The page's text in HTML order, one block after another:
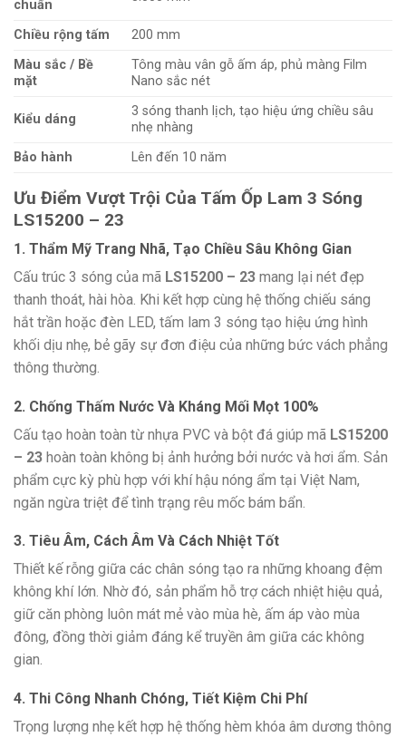
chuẩn
Chiều rộng tấm
200 mm
Màu sắc / Bề
mặt
Tông màu vân gỗ ấm áp, phủ màng Film
Nano sắc nét
Kiểu dáng
3 sóng thanh lịch, tạo hiệu ứng chiều sâu
nhẹ nhàng
Bảo hành
Lên đến 10 năm
Ưu Điểm Vượt Trội Của Tấm Ốp Lam 3 Sóng
LS15200 – 23
1. Thẩm Mỹ Trang Nhã, Tạo Chiều Sâu Không Gian
Cấu trúc 3 sóng của mã LS15200 – 23 mang lại nét đẹp
thanh thoát, hài hòa. Khi kết hợp cùng hệ thống chiếu sáng
hắt trần hoặc đèn LED, tấm lam 3 sóng tạo hiệu ứng hình
khối dịu nhẹ, bẻ gãy sự đơn điệu của những bức vách phẳng
thông thường.
2. Chống Thấm Nước Và Kháng Mối Mọt 100%
Cấu tạo hoàn toàn từ nhựa PVC và bột đá giúp mã LS15200
– 23 hoàn toàn không bị ảnh hưởng bởi nước và hơi ẩm. Sản
phẩm cực kỳ phù hợp với khí hậu nóng ẩm tại Việt Nam,
ngăn ngừa triệt để tình trạng rêu mốc bám bẩn.
3. Tiêu Âm, Cách Âm Và Cách Nhiệt Tốt
Thiết kế rỗng giữa các chân sóng tạo ra những khoang đệm
không khí lớn. Nhờ đó, sản phẩm hỗ trợ cách nhiệt hiệu quả,
giữ căn phòng luôn mát mẻ vào mùa hè, ấm áp vào mùa
đông, đồng thời giảm đáng kể truyền âm giữa các không
gian.
4. Thi Công Nhanh Chóng, Tiết Kiệm Chi Phí
Trọng lượng nhẹ kết hợp hệ thống hèm khóa âm dương thông